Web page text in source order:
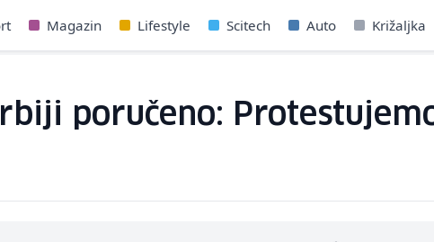
Magazin Lifestyle Scitech Auto Križaljka
poručeno: